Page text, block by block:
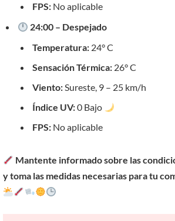
FPS: No aplicable
24:00 – Despejado
Temperatura: 24° C
Sensación Térmica: 26° C
Viento:Sureste, 9 – 25 km/h
Índice UV:0 Bajo
FPS: No aplicable
Mantente informado sobre las
y toma las medidas necesarias para tu